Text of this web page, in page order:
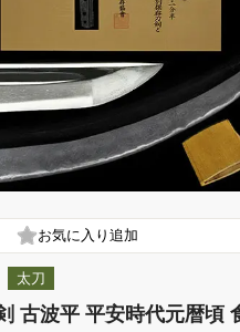
太刀
古波平 平安時代元暦頃